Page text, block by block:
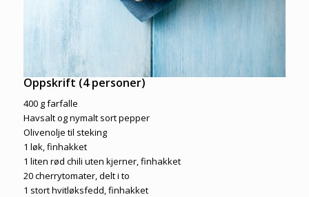
Oppskrift (4 personer)
400 g farfalle
Havsalt og nymalt sort pepper
Olivenolje til steking
1 løk, finhakket
1 liten rød chili uten kjerner, finhakket
20 cherrytomater, delt i to
1 stort hvitløksfedd, finhakket